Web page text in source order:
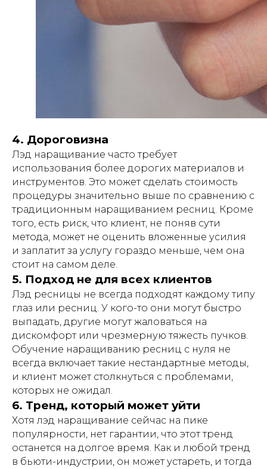
4. Дороговизна
Лэд наращивание часто требует
использования более дорогих материалов и
инструментов. Это может сделать стоимость
процедуры значительно выше по сравнению с
традиционным наращиванием ресниц. Кроме
того, есть риск, что клиент, не поняв сути
метода, может не оценить вложенные усилия
и заплатит за услугу гораздо меньше, чем она
стоит на самом деле.
5. Подход не для всех клиентов
Лэд ресницы не всегда подходят каждому типу
глаз или ресниц. У кого-то они могут быстро
выпадать, другие могут жаловаться на
дискомфорт или чрезмерную тяжесть пучков.
Обучение наращиванию ресниц с нуля не
всегда включает такие нестандартные методы,
и клиент может столкнуться с проблемами,
которых не ожидал.
6. Тренд, который может уйти
Хотя лэд наращивание сейчас на пике
популярности, нет гарантии, что этот тренд
останется на долгое время. Как и любой тренд
в бьюти-индустрии, он может устареть, и тогда